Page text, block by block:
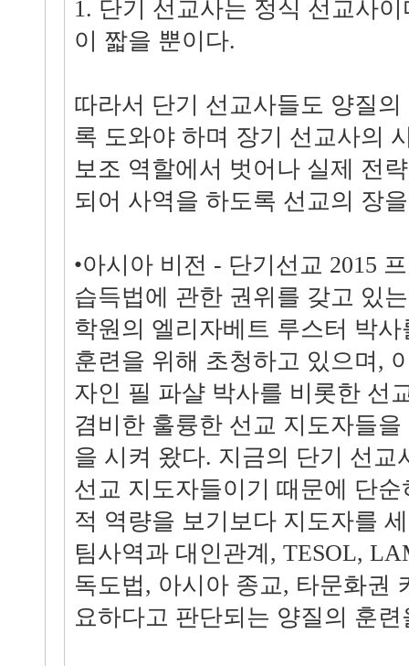
1. 단기 선교사는 정식 선교사
이 짧을 뿐이다.
따라서 단기 선교사들도 양질
록 도와야 하며 장기 선교사의
보조 역할에서 벗어나 실제 전
되어 사역을 하도록 선교의 장
•아시아 비전 - 단기선교 2015
습득법에 관한 권위를 갖고 있
학원의 엘리자베트 루스터 박
훈련을 위해 초청하고 있으며,
자인 필 파샬 박사를 비롯한 선
겸비한 훌륭한 선교 지도자들
을 시켜 왔다. 지금의 단기 선교
선교 지도자들이기 때문에 단
적 역량을 보기보다 지도자를
팀사역과 대인관계, TESOL,
독도법, 아시아 종교, 타문화권
요하다고 판단되는 양질의 훈